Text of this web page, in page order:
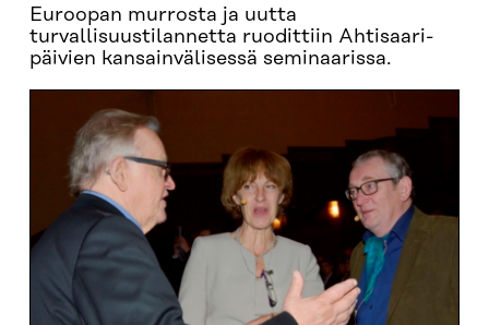
Euroopan murrosta ja uutta
turvallisuustilannetta ruodittiin Ahtisaari-
päivien kansainvälisessä seminaarissa.